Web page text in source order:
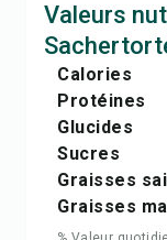
Valeurs
Calories
Protéines
Glucides
Sucres
Graisses
Graisses